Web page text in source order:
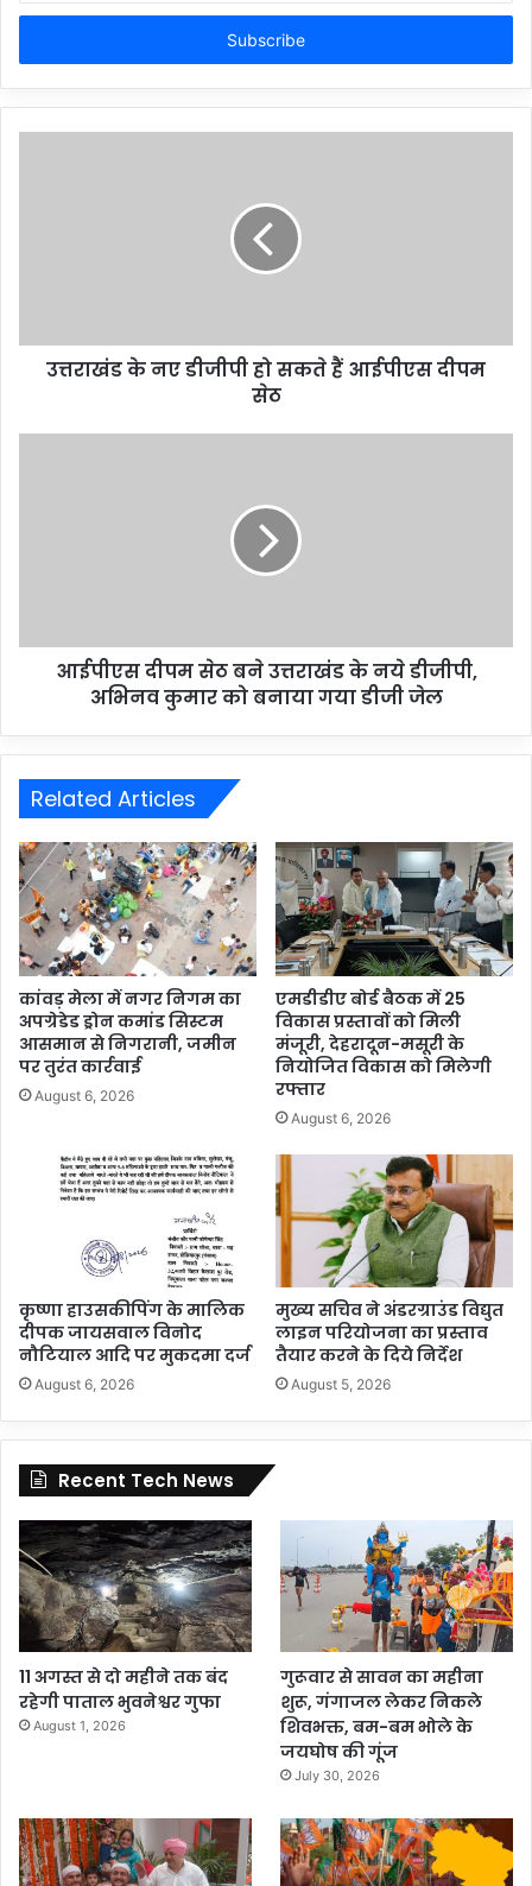
Email
उत्तराखंड के नए डीजीपी हो सकते हैं आईपीएस दीपम
सेठ
आईपीएस दीपम सेठ बने उत्तराखंड के नये डीजीपी,
अभिनव कुमार को बनाया गया डीजी जेल
Related Articles
कांवड़ मेला में नगर निगम का
अपग्रेडेड ड्रोन कमांड सिस्टम
आसमान से निगरानी, जमीन
पर तुरंत कार्रवाई
August 6, 2026
एमडीडीए बोर्ड बैठक में 25
विकास प्रस्तावों को मिली
मंजूरी, देहरादून-मसूरी के
नियोजित विकास को मिलेगी
रफ्तार
August 6, 2026
कृष्णा हाउसकीपिंग के मालिक
दीपक जायसवाल विनोद
नौटियाल आदि पर मुकदमा दर्ज
August 6, 2026
मुख्य सचिव ने अंडरग्राउंड विद्युत
लाइन परियोजना का प्रस्ताव
तैयार करने के दिये निर्देश
August 5, 2026
Recent Tech News
11 अगस्त से दो महीने तक बंद
रहेगी पाताल भुवनेश्वर गुफा
August 1, 2026
गुरूवार से सावन का महीना
शुरू, गंगाजल लेकर निकले
शिवभक्त, बम-बम भोले के
जयघोष की गूंज
July 30, 2026